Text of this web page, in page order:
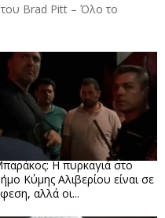
Brad Pitt – Όλο το
Η πυρκαγιά στο
Κύμης Αλιβερίου είναι σε
αλλά οι...